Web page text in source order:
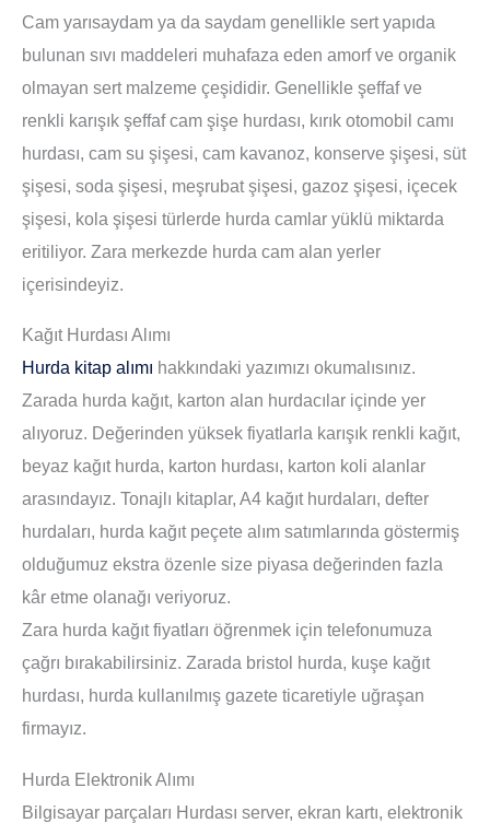
Cam yarısaydam ya da saydam genellikle sert yapıda
bulunan sıvı maddeleri muhafaza eden amorf ve organik
olmayan sert malzeme çeşididir. Genellikle şeffaf ve
renkli karışık şeffaf cam şişe hurdası, kırık otomobil camı
hurdası, cam su şişesi, cam kavanoz, konserve şişesi, süt
şişesi, soda şişesi, meşrubat şişesi, gazoz şişesi, içecek
şişesi, kola şişesi türlerde hurda camlar yüklü miktarda
eritiliyor. Zara merkezde hurda cam alan yerler
içerisindeyiz.
Kağıt Hurdası Alımı
Hurda kitap alımı hakkındaki yazımızı okumalısınız.
Zarada hurda kağıt, karton alan hurdacılar içinde yer
alıyoruz. Değerinden yüksek fiyatlarla karışık renkli kağıt,
beyaz kağıt hurda, karton hurdası, karton koli alanlar
arasındayız. Tonajlı kitaplar, A4 kağıt hurdaları, defter
hurdaları, hurda kağıt peçete alım satımlarında göstermiş
olduğumuz ekstra özenle size piyasa değerinden fazla
kâr etme olanağı veriyoruz.
Zara hurda kağıt fiyatları öğrenmek için telefonumuza
çağrı bırakabilirsiniz. Zarada bristol hurda, kuşe kağıt
hurdası, hurda kullanılmış gazete ticaretiyle uğraşan
firmayız.
Hurda Elektronik Alımı
Bilgisayar parçaları Hurdası server, ekran kartı, elektronik